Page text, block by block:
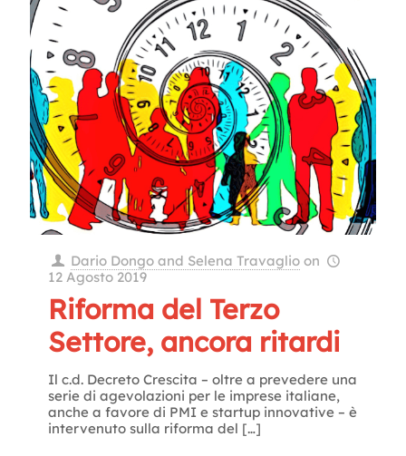
Dario Dongo and Selena Travaglio on
12 Agosto 2019
Riforma del Terzo
Settore, ancora ritardi
Il c.d. Decreto Crescita – oltre a prevedere una
serie di agevolazioni per le imprese italiane,
anche a favore di PMI e startup innovative – è
intervenuto sulla riforma del […]